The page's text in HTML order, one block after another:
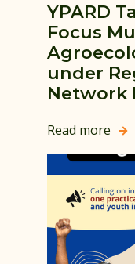
YPARD
Focus
under
Network
Read more 